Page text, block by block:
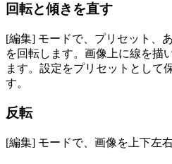
回転と傾きを直す
[編集] モードで、プリセット、
を回転します。画像上に線を描
ます。設定をプリセットとして
す。
反転
[編集] モードで、画像を上下左